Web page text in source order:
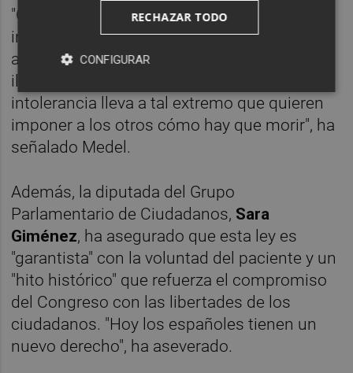
"Como la ultraderecha con rabiosamente
intolerantes, llenan su discurso de odio o
amenazan desde el escaño que lo
ilegalizarán cuando gobiernen. Su
intolerancia lleva a tal extremo que quieren
imponer a los otros cómo hay que morir", ha
señalado Medel.
Además, la diputada del Grupo
Parlamentario de Ciudadanos, Sara
Giménez, ha asegurado que esta ley es
"garantista" con la voluntad del paciente y un
"hito histórico" que refuerza el compromiso
del Congreso con las libertades de los
ciudadanos. "Hoy los españoles tienen un
nuevo derecho", ha aseverado.
RECHAZAR TODO
CONFIGURAR